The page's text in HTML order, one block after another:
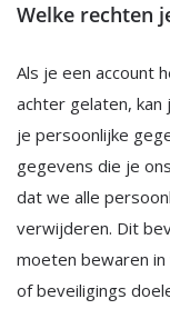
Welke rechten
Als je een account
achter gelaten,
je persoonlijke
gegevens die je
dat we alle
verwijderen. Dit
moeten bewaren
of beveiligings